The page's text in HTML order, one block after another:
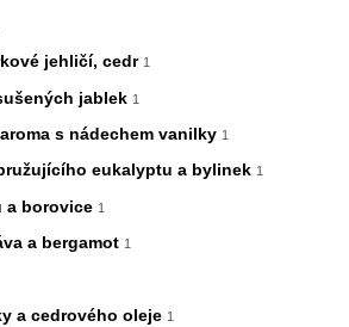
jehličí, cedr 1
jablek 1
s nádechem vanilky 1
eukalyptu a bylinek 1
a borovice 1
a bergamot 1
a cedrového oleje 1